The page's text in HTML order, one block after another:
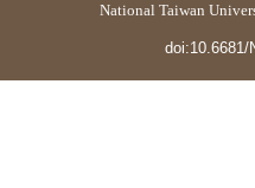
National Taiwan
doi:10.6681/